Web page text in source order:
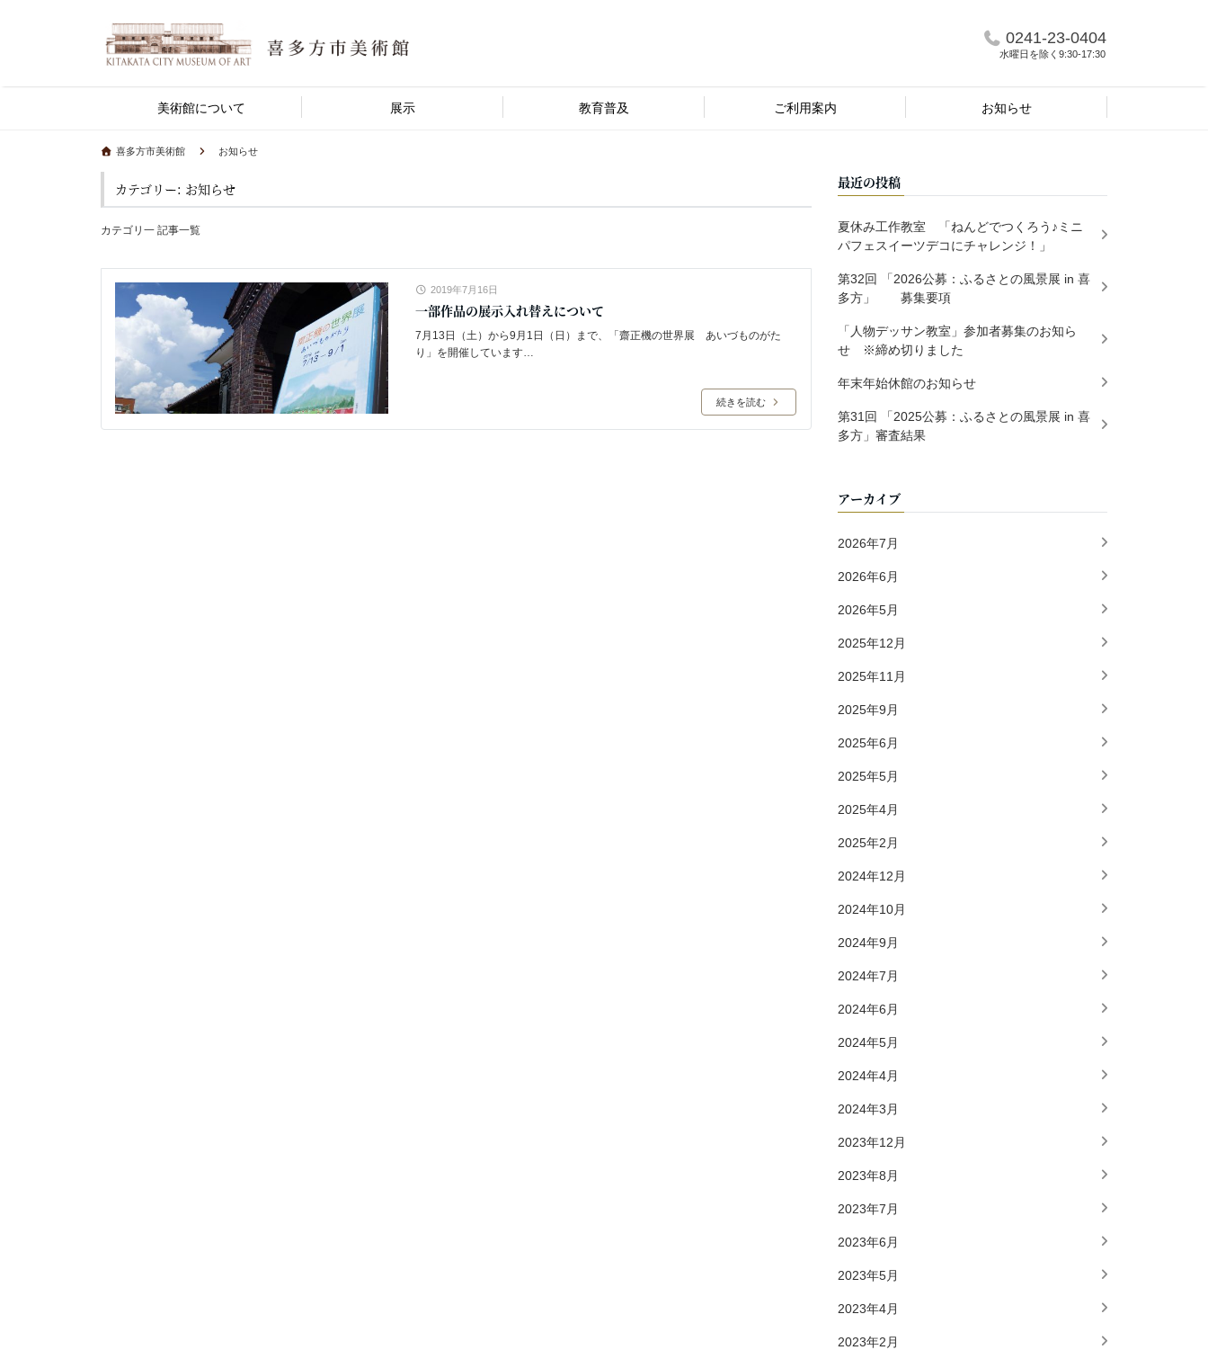
0241-23-0404
水曜日を除く9:30-17:30
美術館について 展示 教育普及 ご利用案内 お知らせ
喜多方市美術館 お知らせ
カテゴリー: お知らせ
カテゴリ一 記事一覧
2019年7月16日
一部作品の展示入れ替えについて
7月13日（土）から9月1日（日）まで、「齋正機の世界展 あいづものがた
り」を開催しています…
続きを読む
最近の投稿
夏休み工作教室 「ねんどでつくろう♪ミニ
パフェスイーツデコにチャレンジ！」
第32回 「2026公募：ふるさとの風景展 in 喜
多方」 募集要項
「人物デッサン教室」参加者募集のお知ら
せ ※締め切りました
年末年始休館のお知らせ
第31回 「2025公募：ふるさとの風景展 in 喜
多方」審査結果
アーカイブ
2026年7月
2026年6月
2026年5月
2025年12月
2025年11月
2025年9月
2025年6月
2025年5月
2025年4月
2025年2月
2024年12月
2024年10月
2024年9月
2024年7月
2024年6月
2024年5月
2024年4月
2024年3月
2023年12月
2023年8月
2023年7月
2023年6月
2023年5月
2023年4月
2023年2月